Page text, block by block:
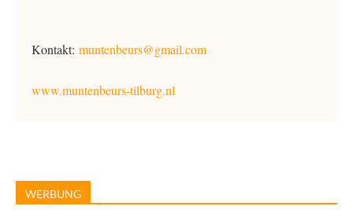
Kontakt: muntenbeurs@gmail.com
www.muntenbeurs-tilburg.nl
WERBUNG